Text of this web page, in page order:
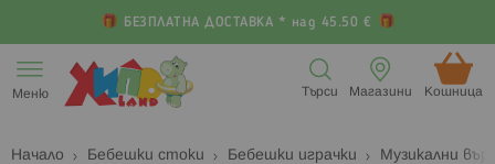
БЕЗПЛАТНА ДОСТАВКА * над 45.50 €
към
съдържанието
Меню Кошница (
Магазини
Търси
Начало Бебешки стоки Бебешки играчки Музикални